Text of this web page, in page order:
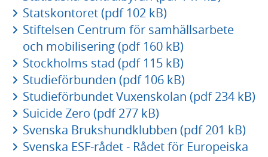
Statskontoret (pdf 102 kB)
Stiftelsen Centrum för samhällsarbete
och mobilisering (pdf 160 kB)
Stockholms stad (pdf 115 kB)
Studieförbunden (pdf 106 kB)
Studieförbundet Vuxenskolan (pdf 234 kB)
Suicide Zero (pdf 277 kB)
Svenska Brukshundklubben (pdf 201 kB)
Svenska ESF-rådet - Rådet för Europeiska